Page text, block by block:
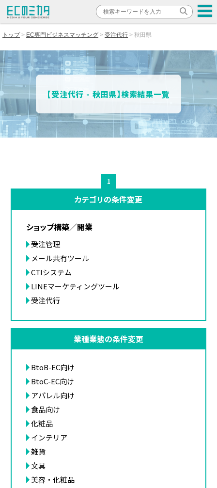
トップ EC専門ビジネスマッチング 受注代行 秋田県
【受注代行 - 秋田県】検索結果一覧
1
カテゴリの条件変更
ショップ構築／開業
受注管理
メール共有ツール
CTIシステム
LINEマーケティングツール
受注代行
業種業態の条件変更
BtoB-EC向け
BtoC-EC向け
アパレル向け
食品向け
化粧品
インテリア
雑貨
文具
美容・化粧品